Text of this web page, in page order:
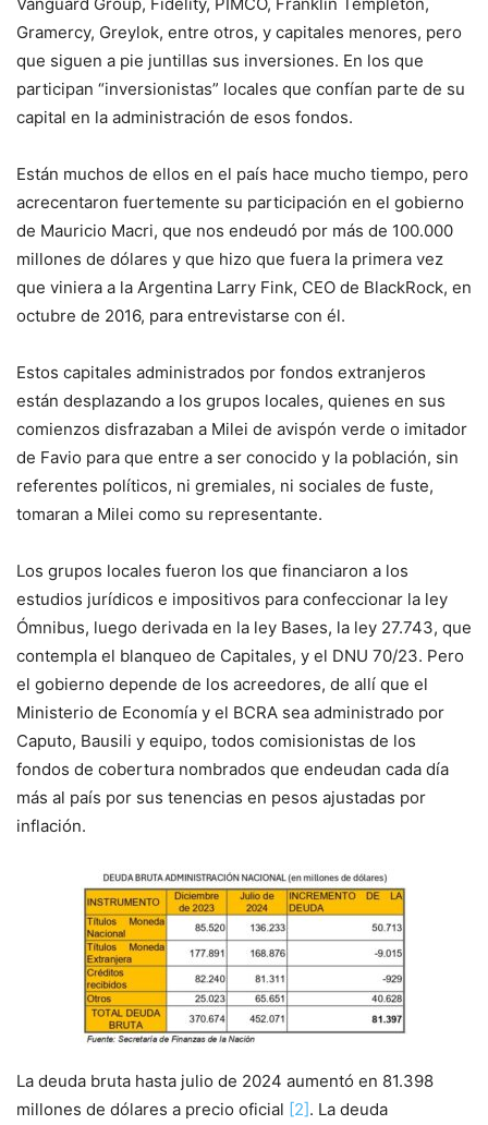
Gramercy, Greylok, entre otros, y capitales menores, pero
que siguen a pie juntillas sus inversiones. En los que
participan “inversionistas” locales que confían parte de su
capital en la administración de esos fondos.
Están muchos de ellos en el país hace mucho tiempo, pero
acrecentaron fuertemente su participación en el gobierno
de Mauricio Macri, que nos endeudó por más de 100.000
millones de dólares y que hizo que fuera la primera vez
que viniera a la Argentina Larry Fink, CEO de BlackRock, en
octubre de 2016, para entrevistarse con él.
Estos capitales administrados por fondos extranjeros
están desplazando a los grupos locales, quienes en sus
comienzos disfrazaban a Milei de avispón verde o imitador
de Favio para que entre a ser conocido y la población, sin
referentes políticos, ni gremiales, ni sociales de fuste,
tomaran a Milei como su representante.
Los grupos locales fueron los que financiaron a los
estudios jurídicos e impositivos para confeccionar la ley
Ómnibus, luego derivada en la ley Bases, la ley 27.743, que
contempla el blanqueo de Capitales, y el DNU 70/23. Pero
el gobierno depende de los acreedores, de allí que el
Ministerio de Economía y el BCRA sea administrado por
Caputo, Bausili y equipo, todos comisionistas de los
fondos de cobertura nombrados que endeudan cada día
más al país por sus tenencias en pesos ajustadas por
inflación.
La deuda bruta hasta julio de 2024 aumentó en 81.398
millones de dólares a precio oficial [2]. La deuda